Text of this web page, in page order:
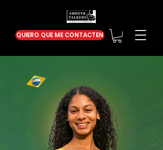
QUIERO QUE ME CONTACTEN